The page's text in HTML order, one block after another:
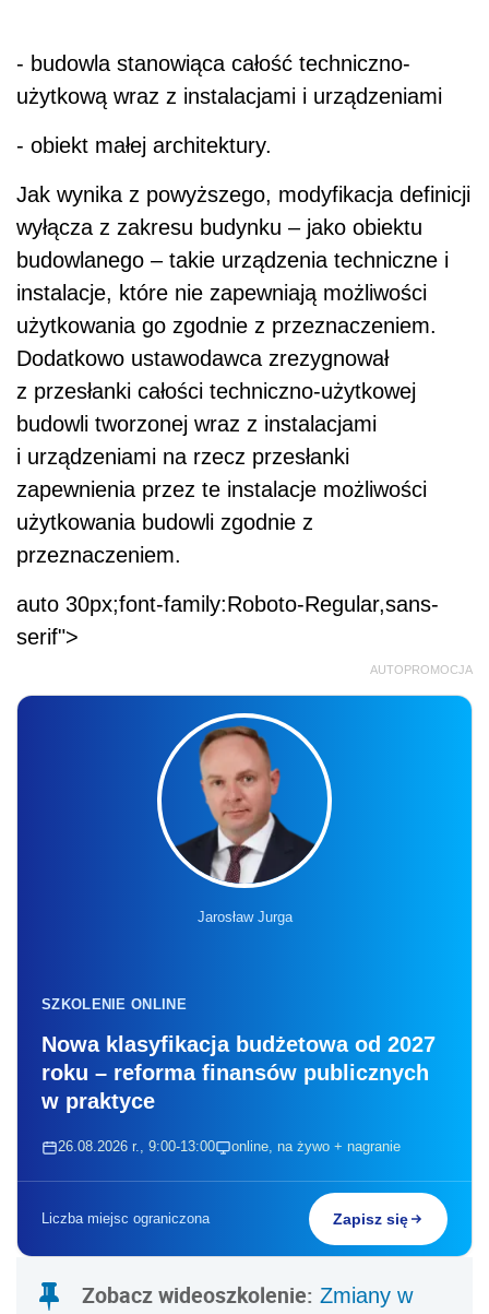
- budowla stanowiąca całość techniczno-
użytkową wraz z instalacjami i urządzeniami
- obiekt małej architektury.
Jak wynika z powyższego, modyfikacja definicji
wyłącza z zakresu budynku – jako obiektu
budowlanego – takie urządzenia techniczne i
instalacje, które nie zapewniają możliwości
użytkowania go zgodnie z przeznaczeniem.
Dodatkowo ustawodawca zrezygnował
z przesłanki całości techniczno-użytkowej
budowli tworzonej wraz z instalacjami
i urządzeniami na rzecz przesłanki
zapewnienia przez te instalacje możliwości
użytkowania budowli zgodnie z
przeznaczeniem.
auto 30px;font-family:Roboto-Regular,sans-
serif">
AUTOPROMOCJA
Jarosław Jurga
SZKOLENIE ONLINE
Nowa klasyfikacja budżetowa od 2027
roku – reforma finansów publicznych
w praktyce
26.08.2026 r., 9:00-13:00 online, na żywo + nagranie
Liczba miejsc ograniczona Zapisz się
Zobacz wideoszkolenie: Zmiany w